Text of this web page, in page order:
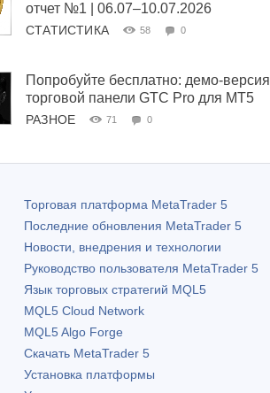
отчет №1 | 06.07–10.07.2026
СТАТИСТИКА 58 0
Попробуйте бесплатно: демо-версия
торговой панели GTC Pro для MT5
РАЗНОЕ 71 0
Торговая платформа MetaTrader 5
Последние обновления MetaTrader 5
Новости, внедрения и технологии
Руководство пользователя MetaTrader 5
Язык торговых стратегий MQL5
MQL5 Cloud Network
MQL5 Algo Forge
Скачать MetaTrader 5
Установка платформы